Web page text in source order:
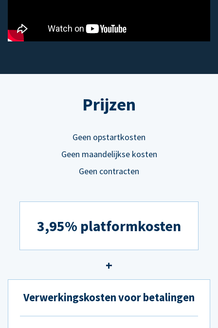
Prijzen
Geen opstartkosten
Geen maandelijkse kosten
Geen contracten
3,95% platformkosten
Verwerkingskosten voor betalingen